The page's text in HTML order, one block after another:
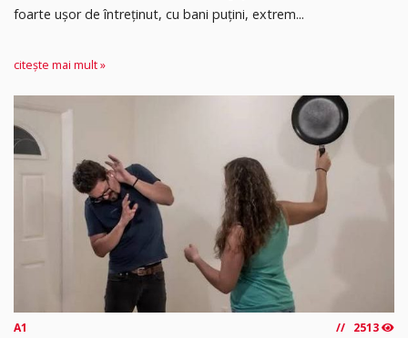
foarte ușor de întreținut, cu bani puțini, extrem...
citește mai mult »
A1 2513